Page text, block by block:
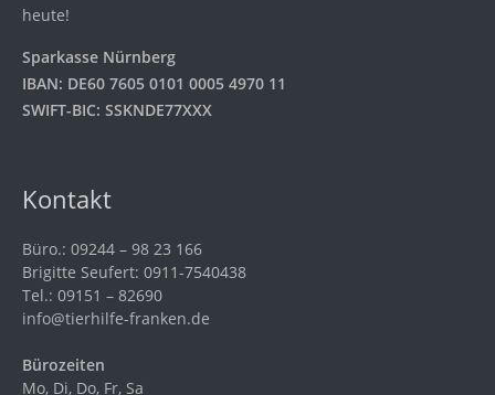
heute!
Sparkasse Nürnberg
IBAN: DE60 7605 0101 0005 4970 11
SWIFT-BIC: SSKNDE77XXX
Kontakt
Büro.: 09244 – 98 23 166
Brigitte Seufert: 0911-7540438
Tel.: 09151 – 82690
info@tierhilfe-franken.de
Bürozeiten
Mo, Di, Do, Fr, Sa